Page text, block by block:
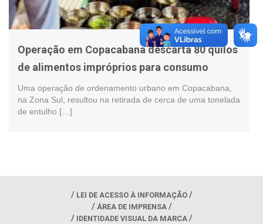
Operação em Copacabana descarta 80 quilos
de alimentos impróprios para consumo
Uma operação de ordenamento urbano em Copacabana,
na Zona Sul, resultou na retirada de cerca de uma tonelada
de entulho […]
LEI DE ACESSO À INFORMAÇÃO
ÁREA DE IMPRENSA
IDENTIDADE VISUAL DA MARCA